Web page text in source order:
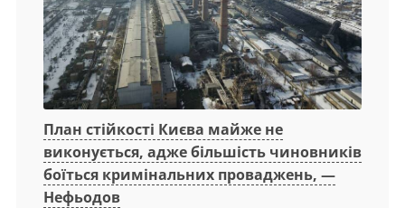
План стійкості Києва майже не
виконується, адже більшість чиновників
боїться кримінальних проваджень, —
Нефьодов